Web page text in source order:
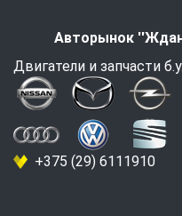
Авторынок
Двигатели и запчасти б.у.
+375 (29) 6111910